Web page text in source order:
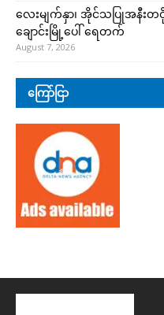
လေးမျက်နှာ၊ အိုင်သပြုအနီးတ
ချောင်းမြို့ပေါ် ရေတက်
August 7, 2026
ကြော်ငြာ